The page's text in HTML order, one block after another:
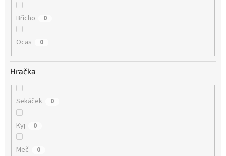
Břicho 0
Ocas 0
Hračka
Sekáček 0
Kyj 0
Meč 0